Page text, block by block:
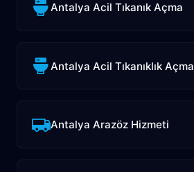
Antalya Acil Tıkanık Açma
Antalya Acil Tıkanıklık Açma
Antalya Arazöz Hizmeti